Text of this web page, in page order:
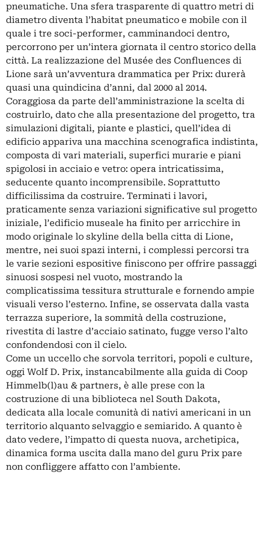
pneumatiche. Una sfera trasparente di quattro metri di
diametro diventa l’habitat pneumatico e mobile con il
quale i tre soci-performer, camminandoci dentro,
percorrono per un’intera giornata il centro storico della
città. La realizzazione del Musée des Confluences di
Lione sarà un’avventura drammatica per Prix: durerà
quasi una quindicina d’anni, dal 2000 al 2014.
Coraggiosa da parte dell’amministrazione la scelta di
costruirlo, dato che alla presentazione del progetto, tra
simulazioni digitali, piante e plastici, quell’idea di
edificio appariva una macchina scenografica indistinta,
composta di vari materiali, superfici murarie e piani
spigolosi in acciaio e vetro: opera intricatissima,
seducente quanto incomprensibile. Soprattutto
difficilissima da costruire. Terminati i lavori,
praticamente senza variazioni significative sul progetto
iniziale, l’edificio museale ha finito per arricchire in
modo originale lo skyline della bella citta di Lione,
mentre, nei suoi spazi interni, i complessi percorsi tra
le varie sezioni espositive finiscono per offrire passaggi
sinuosi sospesi nel vuoto, mostrando la
complicatissima tessitura strutturale e fornendo ampie
visuali verso l’esterno. Infine, se osservata dalla vasta
terrazza superiore, la sommità della costruzione,
rivestita di lastre d’acciaio satinato, fugge verso l’alto
confondendosi con il cielo.
Come un uccello che sorvola territori, popoli e culture,
oggi Wolf D. Prix, instancabilmente alla guida di Coop
Himmelb(l)au & partners, è alle prese con la
costruzione di una biblioteca nel South Dakota,
dedicata alla locale comunità di nativi americani in un
territorio alquanto selvaggio e semiarido. A quanto è
dato vedere, l’impatto di questa nuova, archetipica,
dinamica forma uscita dalla mano del guru Prix pare
non confliggere affatto con l’ambiente.